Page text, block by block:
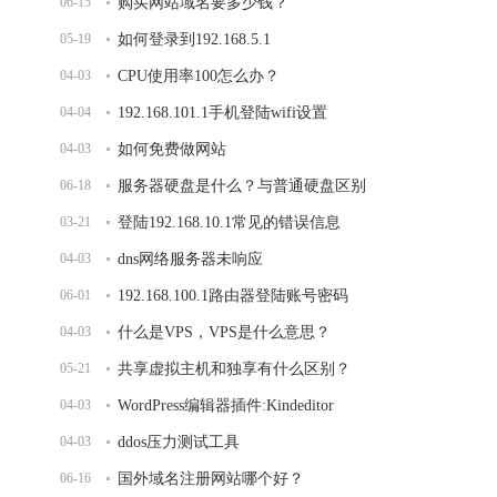
05-19 如何登录到192.168.5.1
04-03 CPU使用率100怎么办？
04-04 192.168.101.1手机登陆wifi设置
04-03 如何免费做网站
06-18 服务器硬盘是什么？与普通硬盘区别
03-21 登陆192.168.10.1常见的错误信息
04-03 dns网络服务器未响应
06-01 192.168.100.1路由器登陆账号密码
04-03 什么是VPS，VPS是什么意思？
05-21 共享虚拟主机和独享有什么区别？
04-03 WordPress编辑器插件:Kindeditor
04-03 ddos压力测试工具
06-16 国外域名注册网站哪个好？